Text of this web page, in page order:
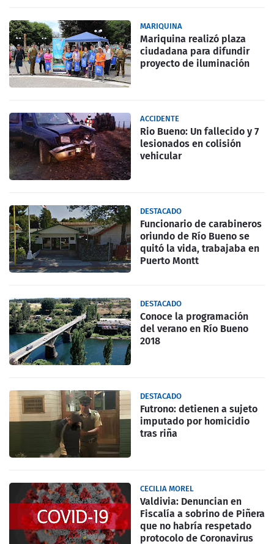
MARIQUINA
Mariquina realizó plaza
ciudadana para difundir
proyecto de iluminación
ACCIDENTE
Rio Bueno: Un fallecido y 7
lesionados en colisión
vehicular
DESTACADO
Funcionario de carabineros
oriundo de Río Bueno se
quitó la vida, trabajaba en
Puerto Montt
DESTACADO
Conoce la programación
del verano en Río Bueno
2018
DESTACADO
Futrono: detienen a sujeto
imputado por homicidio
tras riña
CECILIA MOREL
Valdivia: Denuncian en
Fiscalía a sobrino de Piñera
que no habría respetado
protocolo de Coronavirus